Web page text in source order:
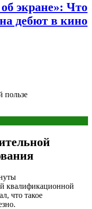
экране»: Что
дебют в кино
пользе
квалификационной
что такое